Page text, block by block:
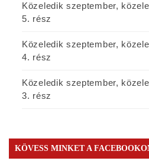
Közeledik szeptember,
5. rész
Közeledik szeptember,
4. rész
Közeledik szeptember,
3. rész
KÖVESS MINKET A